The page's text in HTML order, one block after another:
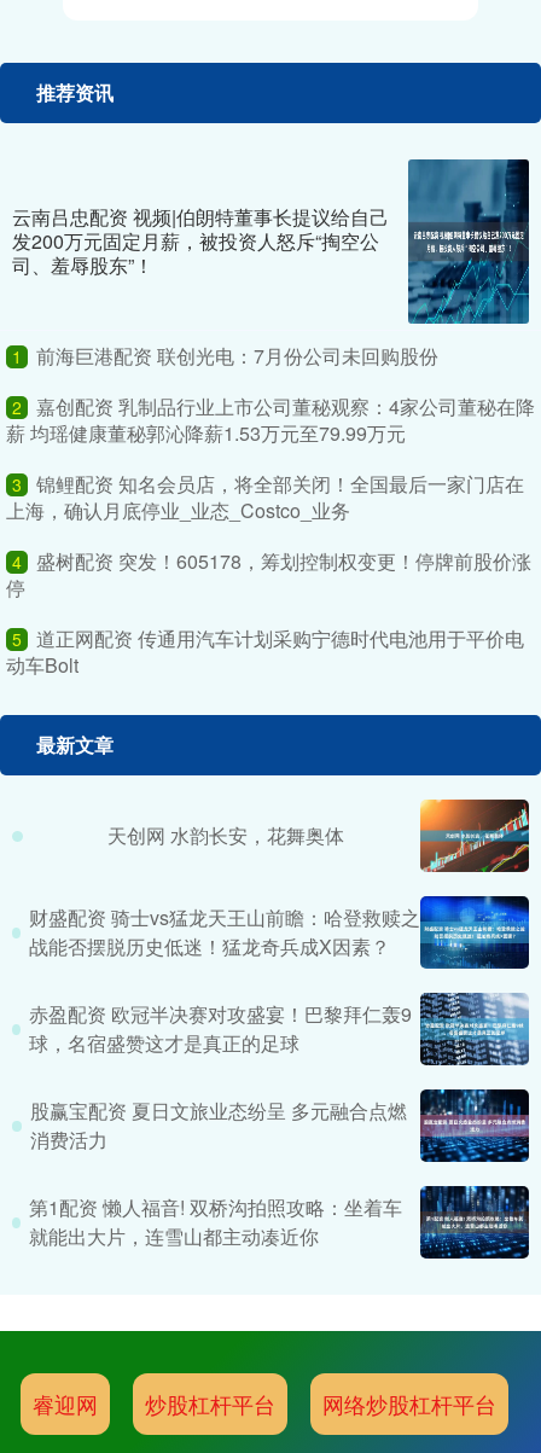
推荐资讯
云南吕忠配资 视频|伯朗特董事长提议给自己
发200万元固定月薪，被投资人怒斥“掏空公
司、羞辱股东”！
1 前海巨港配资 联创光电：7月份公司未回购股份
2
嘉创配资 乳制品行业上市公司董秘观察：4家公司董秘在降
薪 均瑶健康董秘郭沁降薪1.53万元至79.99万元
3
锦鲤配资 知名会员店，将全部关闭！全国最后一家门店在
上海，确认月底停业_业态_Costco_业务
4
盛树配资 突发！605178，筹划控制权变更！停牌前股价涨
停
5 道正网配资 传通用汽车计划采购宁德时代电池用于平价电
动车Bolt
最新文章
天创网 水韵长安，花舞奥体
财盛配资 骑士vs猛龙天王山前瞻：哈登救赎之
战能否摆脱历史低迷！猛龙奇兵成X因素？
赤盈配资 欧冠半决赛对攻盛宴！巴黎拜仁轰9
球，名宿盛赞这才是真正的足球
股赢宝配资 夏日文旅业态纷呈 多元融合点燃
消费活力
第1配资 懒人福音! 双桥沟拍照攻略：坐着车
就能出大片，连雪山都主动凑近你
睿迎网 炒股杠杆平台 网络炒股杠杆平台